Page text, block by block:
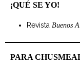
¡QUÉ SE YO!
Revista Buenos
PARA